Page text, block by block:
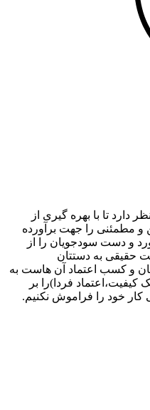
تا با بهره گیری از
و مطمئنی را جهت برآورده
و دست سودجویان را از
حقیقی به دستتان
و کسب اعتماد آن هاست به
فردا)را بر
خود را فراموش نکنیم.